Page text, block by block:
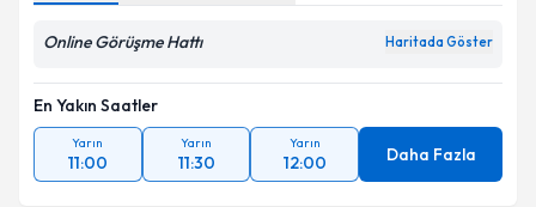
Online Görüşme Hattı Haritada Göster
En Yakın Saatler
Yarın
11:00
Yarın
11:30
Yarın
12:00 Daha Fazla